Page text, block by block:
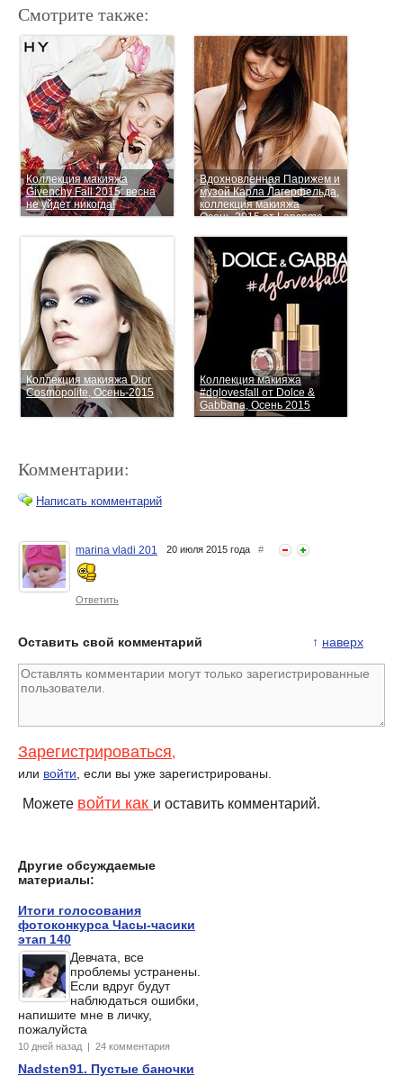
Смотрите также:
Коллекция макияжа
Givenchy Fall 2015: весна
не уйдет никогда!
Вдохновленная Парижем и
музой Карла Лагерфельда,
коллекция макияжа
Осень-2015 от Lancome
Коллекция макияжа Dior
Cosmopolite, Осень-2015
Коллекция макияжа
#dglovesfall от Dolce &
Gabbana, Осень 2015
Коллекция макияжа
Givenchy Croisiere
Лето-2015
Анонс осенней коллекции
макияжа от Guerlain, Fall
2015
Анонс коллекции макияжа
Givenchy Весна/Лето 2016
Комментарии:
Написать комментарий
marina vladi 201 20 июля 2015 года #
Ответить
↑ наверх
Оставить свой комментарий
Зарегистрироваться,
или войти , если вы уже зарегистрированы.
Можете войти как и оставить комментарий.
Другие обсуждаемые
материалы:
Итоги голосования
фотоконкурса Часы-часики
этап 140
Девчата, все
проблемы устранены.
Если вдруг будут
наблюдаться ошибки,
напишите мне в личку,
пожалуйста
10 дней назад | 24 комментария
Nadsten91. Пустые баночки